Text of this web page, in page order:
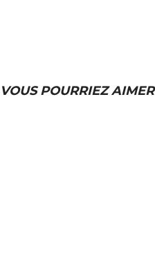
VOUS POURRIEZ AIMER